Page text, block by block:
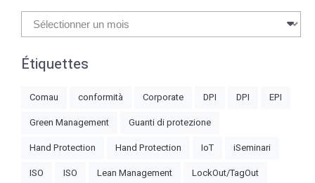
Archives
Étiquettes
Comau conformità Corporate DPI DPI
EPI
Green Management
Guanti di protezione
Hand Protection
Hand Protection IoT
iSeminari
ISO
ISO Lean Management
LockOut/TagOut